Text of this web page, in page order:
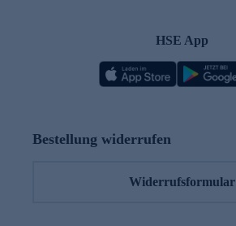
HSE App
Bestellung widerrufen
Widerrufsformular